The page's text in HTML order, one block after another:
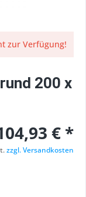
zur Verfügung!
200 x
€ *
zzgl. Versandkosten